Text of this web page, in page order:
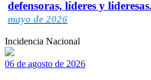
defensoras, líderes y lideresas.
mayo de 2026
Incidencia Nacional
06 de agosto de 2026